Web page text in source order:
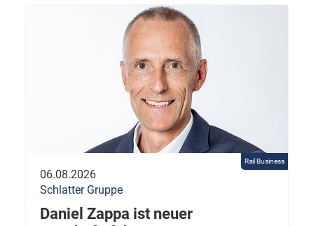
Rail Business
06.08.2026
Schlatter Gruppe
Daniel Zappa ist neuer